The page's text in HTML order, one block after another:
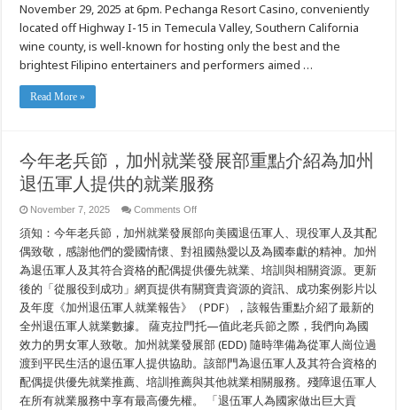
Nov.
29
At
Pechanga
Resort
Casino
November 29, 2025 at 6pm. Pechanga Resort Casino, conveniently
located off Highway I-15 in Temecula Valley, Southern California
wine county, is well-known for hosting only the best and the
brightest Filipino entertainers and performers aimed …
Read More »
今年老兵節，加州就業發展部重點介紹為加州
退伍軍人提供的就業服務
November 7, 2025 Comments Offon
年
老
兵
節，
加
就
業
發
展
部
重
須知：今年老兵節，加州就業發展部向美國退伍軍人、現役軍人及其配
偶致敬，感謝他們的愛國情懷、對祖國熱愛以及為國奉獻的精神。加州
為退伍軍人及其符合資格的配偶提供優先就業、培訓與相關資源。更新
後的「從服役到成功」網頁提供有關寶貴資源的資訊、成功案例影片以
及年度《加州退伍軍人就業報告》（PDF），該報告重點介紹了最新的
全州退伍軍人就業數據。 薩克拉門托—值此老兵節之際，我們向為國
效力的男女軍人致敬。加州就業發展部 (EDD) 隨時準備為從軍人崗位過
渡到平民生活的退伍軍人提供協助。該部門為退伍軍人及其符合資格的
配偶提供優先就業推薦、培訓推薦與其他就業相關服務。殘障退伍軍人
在所有就業服務中享有最高優先權。 「退伍軍人為國家做出巨大貢